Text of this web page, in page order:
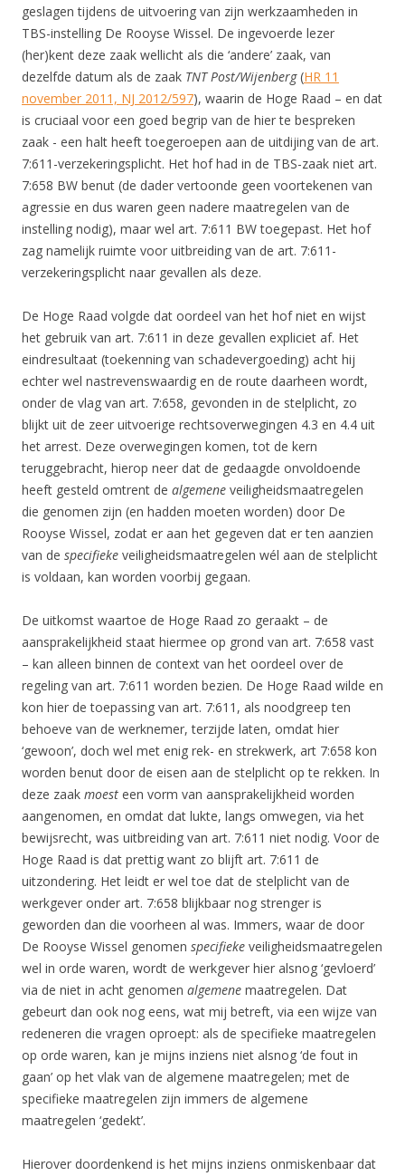
geslagen tijdens de uitvoering van zijn werkzaamheden in
TBS-instelling De Rooyse Wissel. De ingevoerde lezer
(her)kent deze zaak wellicht als die ‘andere’ zaak, van
dezelfde datum als de zaak TNT Post/Wijenberg(HR 11
november 2011, NJ 2012/597), waarin de Hoge Raad – en dat
is cruciaal voor een goed begrip van de hier te bespreken
zaak - een halt heeft toegeroepen aan de uitdijing van de art.
7:611-verzekeringsplicht. Het hof had in de TBS-zaak niet art.
7:658 BW benut (de dader vertoonde geen voortekenen van
agressie en dus waren geen nadere maatregelen van de
instelling nodig), maar wel art. 7:611 BW toegepast. Het hof
zag namelijk ruimte voor uitbreiding van de art. 7:611-
verzekeringsplicht naar gevallen als deze.
De Hoge Raad volgde dat oordeel van het hof niet en wijst
het gebruik van art. 7:611 in deze gevallen expliciet af. Het
eindresultaat (toekenning van schadevergoeding) acht hij
echter wel nastrevenswaardig en de route daarheen wordt,
onder de vlag van art. 7:658, gevonden in de stelplicht, zo
blijkt uit de zeer uitvoerige rechtsoverwegingen 4.3 en 4.4 uit
het arrest. Deze overwegingen komen, tot de kern
teruggebracht, hierop neer dat de gedaagde onvoldoende
heeft gesteld omtrent de algemene veiligheidsmaatregelen
die genomen zijn (en hadden moeten worden) door De
Rooyse Wissel, zodat er aan het gegeven dat er ten aanzien
van de specifieke veiligheidsmaatregelen wél aan de stelplicht
is voldaan, kan worden voorbij gegaan.
De uitkomst waartoe de Hoge Raad zo geraakt – de
aansprakelijkheid staat hiermee op grond van art. 7:658 vast
– kan alleen binnen de context van het oordeel over de
regeling van art. 7:611 worden bezien. De Hoge Raad wilde en
kon hier de toepassing van art. 7:611, als noodgreep ten
behoeve van de werknemer, terzijde laten, omdat hier
‘gewoon’, doch wel met enig rek- en strekwerk, art 7:658 kon
worden benut door de eisen aan de stelplicht op te rekken. In
deze zaak moest een vorm van aansprakelijkheid worden
aangenomen, en omdat dat lukte, langs omwegen, via het
bewijsrecht, was uitbreiding van art. 7:611 niet nodig. Voor de
Hoge Raad is dat prettig want zo blijft art. 7:611 de
uitzondering. Het leidt er wel toe dat de stelplicht van de
werkgever onder art. 7:658 blijkbaar nog strenger is
geworden dan die voorheen al was. Immers, waar de door
De Rooyse Wissel genomen specifieke veiligheidsmaatregelen
wel in orde waren, wordt de werkgever hier alsnog ‘gevloerd’
via de niet in acht genomen algemene maatregelen. Dat
gebeurt dan ook nog eens, wat mij betreft, via een wijze van
redeneren die vragen oproept: als de specifieke maatregelen
op orde waren, kan je mijns inziens niet alsnog ‘de fout in
gaan’ op het vlak van de algemene maatregelen; met de
specifieke maatregelen zijn immers de algemene
maatregelen ‘gedekt’.
Hierover doordenkend is het mijns inziens onmiskenbaar dat